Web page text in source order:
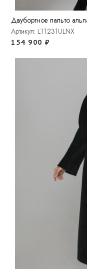
Двубортное пальто
Артикул: LT1231ULNX
154 900₽